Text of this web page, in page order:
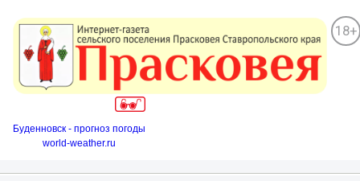
18+
Буденновск - прогноз погоды
world-weather.ru